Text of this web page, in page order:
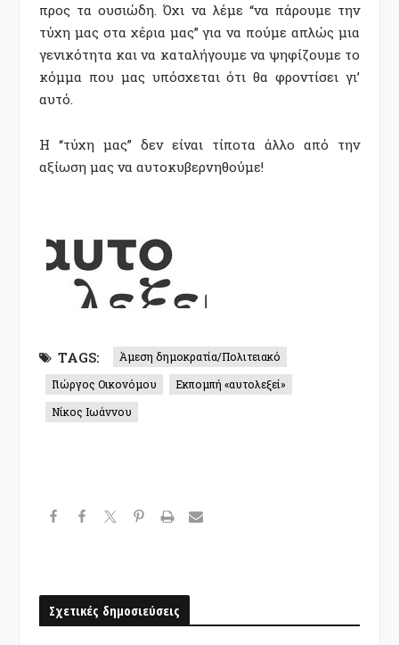
προς τα ουσιώδη. Όχι να λέμε “να πάρουμε την
τύχη μας στα χέρια μας” για να πούμε απλώς μια
γενικότητα και να καταλήγουμε να ψηφίζουμε το
κόμμα που μας υπόσχεται ότι θα φροντίσει γι’
αυτό.
Η “τύχη μας” δεν είναι τίποτα άλλο από την
αξίωση μας να αυτοκυβερνηθούμε!
TAGS:
Άμεση δημοκρατία/Πολιτειακό
Γιώργος Οικονόμου
Εκπομπή «αυτολεξεί»
Νίκος Ιωάννου
Σχετικές δημοσιεύσεις